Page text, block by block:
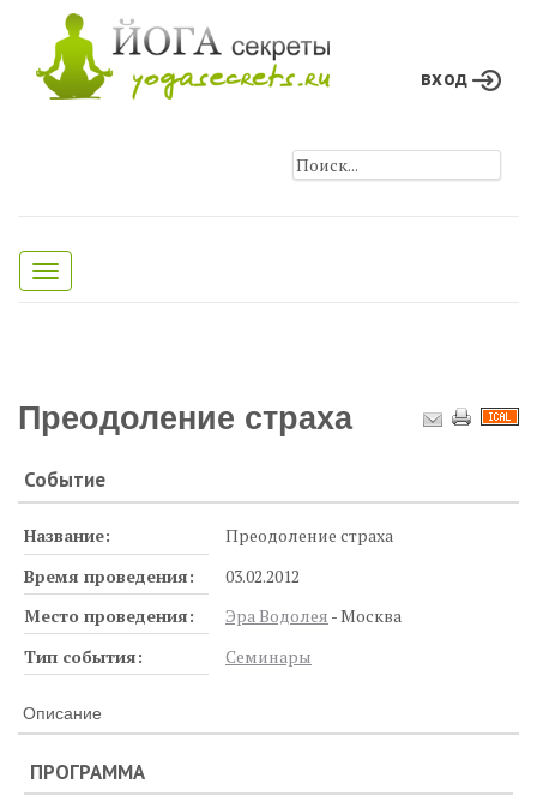
вход
Toggle
navigation
Преодоление страха
Событие
Название:
Преодоление страха
Время проведения:
03.02.2012
Место проведения:
Эра Водолея - Москва
Тип события:
Семинары
Описание
ПРОГРАММА